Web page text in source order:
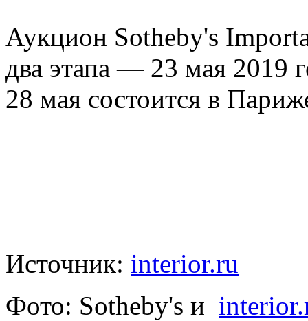
Аукцион Sotheby's
два этапа — 23 мая 2019
28 мая состоится в
Источник: interior.ru
Фото: Sotheby's и